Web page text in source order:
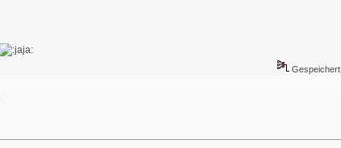
Gespeichert